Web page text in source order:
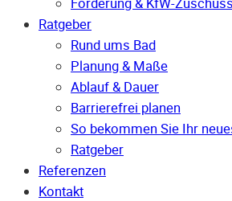
Ratgeber
Rund ums Bad
Planung & Maße
Ablauf & Dauer
Barrierefrei planen
So bekommen Sie Ihr
Ratgeber
Referenzen
Kontakt